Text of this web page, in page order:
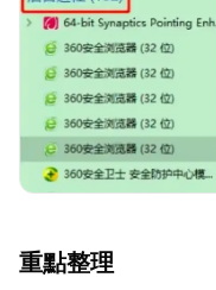
重點整理